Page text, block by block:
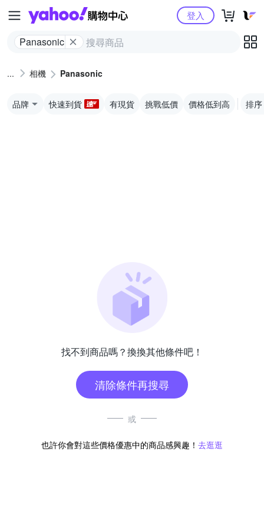
Yahoo購物中心
Panasonic
登入
相機 Panasonic
品牌 快速到貨 有現貨 挑戰低價 價格低到高 排序
找不到商品嗎？換換其他條件吧！
清除條件再搜尋
或
也許你會對這些價格優惠中的商品感興趣！ 去逛逛